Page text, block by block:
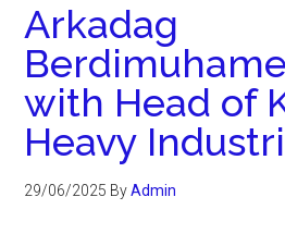
Arkadag
with Head of
Heavy
29/06/2025 ByAdmin